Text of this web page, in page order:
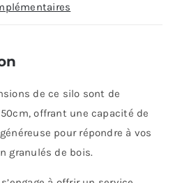
de ce silo sont de
offrant une capacité de
pour répondre à vos
granulés de bois.